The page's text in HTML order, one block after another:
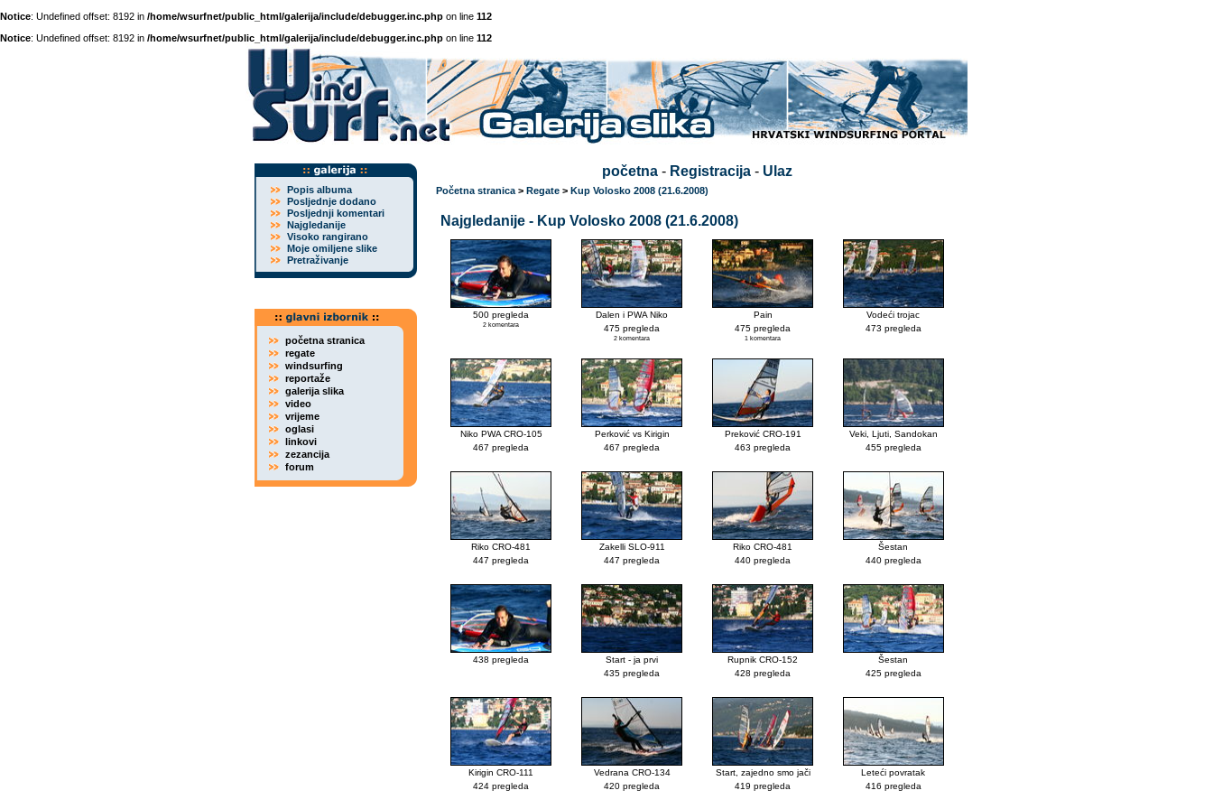
Notice: Undefined offset: 8192 in /home/wsurfnet/public_html/galerija/include/debugger.inc.php on line 112
Notice: Undefined offset: 8192 in /home/wsurfnet/public_html/galerija/include/debugger.inc.php on line 112
Popis albuma
Posljednje dodano
Posljednji komentari
Najgledanije
Visoko rangirano
Moje omiljene slike
Pretraživanje
početna stranica
regate
windsurfing
reportaže
galerija slika
video
vrijeme
oglasi
linkovi
zezancija
forum
početna- Registracija- Ulaz
Početna stranica > Regate > Kup Volosko 2008 (21.6.2008)
Najgledanije - Kup Volosko 2008 (21.6.2008)
500 pregleda
2 komentara
Dalen i PWA Niko
475 pregleda
2 komentara
Pain
475 pregleda
1 komentara
Vodeći trojac
473 pregleda
Niko PWA CRO-105
467 pregleda
Perković vs Kirigin
467 pregleda
Preković CRO-191
463 pregleda
Veki, Ljuti, Sandokan
455 pregleda
Riko CRO-481
447 pregleda
Zakelli SLO-911
447 pregleda
Riko CRO-481
440 pregleda
Šestan
440 pregleda
438 pregleda
Start - ja prvi
435 pregleda
Rupnik CRO-152
428 pregleda
Šestan
425 pregleda
Kirigin CRO-111
424 pregleda
Vedrana CRO-134
420 pregleda
Start, zajedno smo jači
419 pregleda
Leteći povratak
416 pregleda